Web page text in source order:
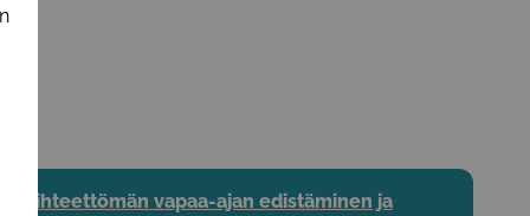
Päihteettömän vapaa-ajan edistäminen ja